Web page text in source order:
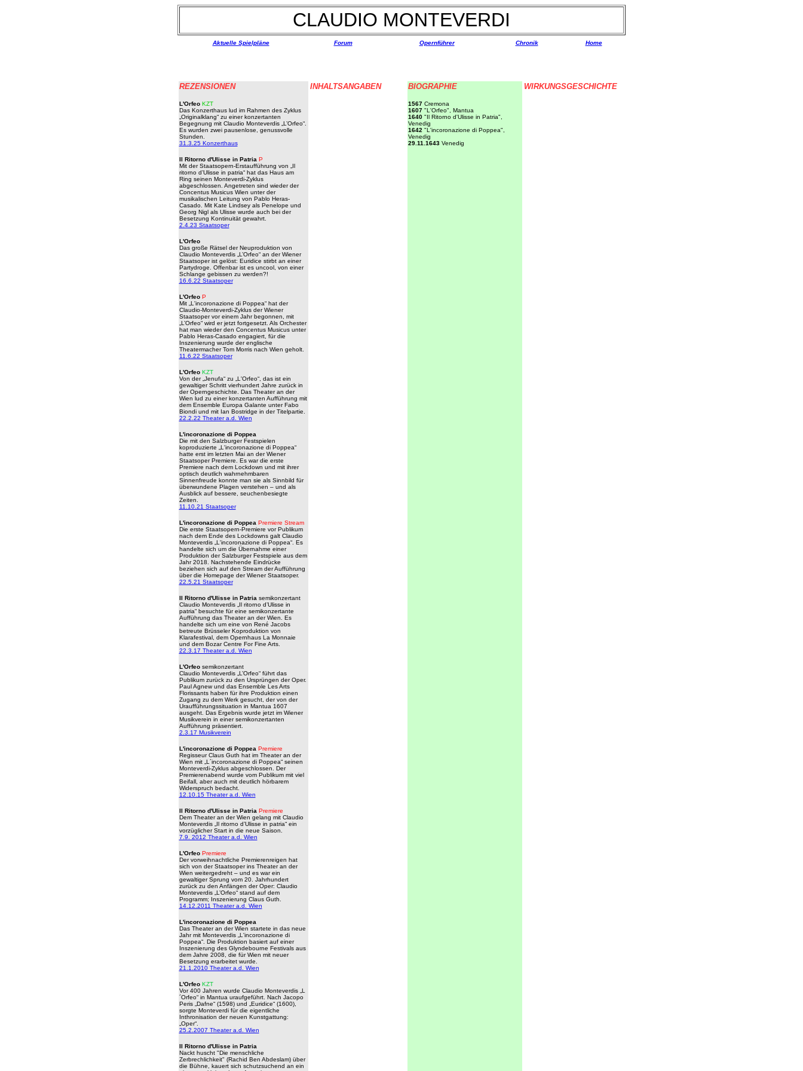
CLAUDIO MONTEVERDI
Aktuelle Spielpläne Forum Opernführer Chronik Home
REZENSIONEN
L'Orfeo KZT
Das Konzerthaus lud im Rahmen des Zyklus
„Originalklang“ zu einer konzertanten
Begegnung mit Claudio Monteverdis „L’Orfeo“.
Es wurden zwei pausenlose, genussvolle
Stunden.
31.3.25 Konzerthaus
Il Ritorno d'Ulisse in Patria P
Mit der Staatsopern-Erstaufführung von „Il
ritorno d’Ulisse in patria“ hat das Haus am
Ring seinen Monteverdi-Zyklus
abgeschlossen. Angetreten sind wieder der
Concentus Musicus Wien unter der
musikalischen Leitung von Pablo Heras-
Casado. Mit Kate Lindsey als Penelope und
Georg Nigl als Ulisse wurde auch bei der
Besetzung Kontinuität gewahrt.
2.4.23 Staatsoper
L'Orfeo
Das große Rätsel der Neuproduktion von
Claudio Monteverdis „L’Orfeo“ an der Wiener
Staatsoper ist gelöst: Euridice stirbt an einer
Partydroge. Offenbar ist es uncool, von einer
Schlange gebissen zu werden?!
16.6.22 Staatsoper
L'Orfeo P
Mit „L'incoronazione di Poppea“ hat der
Claudio-Monteverdi-Zyklus der Wiener
Staatsoper vor einem Jahr begonnen, mit
„L’Orfeo“ wird er jetzt fortgesetzt. Als Orchester
hat man wieder den Concentus Musicus unter
Pablo Heras-Casado engagiert, für die
Inszenierung wurde der englische
Theatermacher Tom Morris nach Wien geholt.
11.6.22 Staatsoper
L'Orfeo KZT
Von der „Jenufa“ zu „L'Orfeo“, das ist ein
gewaltiger Schritt vierhundert Jahre zurück in
der Operngeschichte. Das Theater an der
Wien lud zu einer konzertanten Aufführung mit
dem Ensemble Europa Galante unter Fabo
Biondi und mit Ian Bostridge in der Titelpartie.
22.2.22 Theater a.d. Wien
L'incoronazione di Poppea
Die mit den Salzburger Festspielen
koproduzierte „L'incoronazione di Poppea“
hatte erst im letzten Mai an der Wiener
Staatsoper Premiere. Es war die erste
Premiere nach dem Lockdown und mit ihrer
optisch deutlich wahrnehmbaren
Sinnenfreude konnte man sie als Sinnbild für
überwundene Plagen verstehen – und als
Ausblick auf bessere, seuchenbesiegte
Zeiten.
11.10.21 Staatsoper
L'incoronazione di Poppea Premiere Stream
Die erste Staatsopern-Premiere vor Publikum
nach dem Ende des Lockdowns galt Claudio
Monteverdis „L'incoronazione di Poppea“. Es
handelte sich um die Übernahme einer
Produktion der Salzburger Festspiele aus dem
Jahr 2018. Nachstehende Eindrücke
beziehen sich auf den Stream der Aufführung
über die Homepage der Wiener Staatsoper.
22.5.21 Staatsoper
Il Ritorno d'Ulisse in Patria semikonzertant
Claudio Monteverdis „Il ritorno d’Ulisse in
patria“ besuchte für eine semikonzertante
Aufführung das Theater an der Wien. Es
handelte sich um eine von René Jacobs
betreute Brüsseler Koproduktion von
Klarafestival, dem Opernhaus La Monnaie
und dem Bozar Centre For Fine Arts.
22.3.17 Theater a.d. Wien
L'Orfeo semikonzertant
Claudio Monteverdis „L’Orfeo“ führt das
Publikum zurück zu den Ursprüngen der Oper.
Paul Agnew und das Ensemble Les Arts
Florissants haben für ihre Produktion einen
Zugang zu dem Werk gesucht, der von der
Uraufführungssituation in Mantua 1607
ausgeht. Das Ergebnis wurde jetzt im Wiener
Musikverein in einer semikonzertanten
Aufführung präsentiert.
2.3.17 Musikverein
L'incoronazione di Poppea Premiere
Regisseur Claus Guth hat im Theateran der
Wien mit „L´incoronazione di Poppea“ seinen
Monteverdi-Zyklus abgeschlossen. Der
Premierenabend wurde vom Publikum mit viel
Beifall, aber auch mit deutlich hörbarem
Widerspruch bedacht.
12.10.15 Theater a.d. Wien
Il Ritorno d'Ulisse in Patria Premiere
Dem Theater an der Wien gelang mit Claudio
Monteverdis „Il ritorno d’Ulisse in patria“ ein
vorzüglicher Start in die neue Saison.
7.9. 2012 Theater a.d. Wien
L'Orfeo Premiere
Der vorweihnachtliche Premierenreigen hat
sich von der Staatsoper ins Theater an der
Wien weitergedreht – und es war ein
gewaltiger Sprung vom 20. Jahrhundert
zurück zu den Anfängen der Oper: Claudio
Monteverdis „L’Orfeo“ stand auf dem
Programm; Inszenierung Claus Guth.
14.12.2011 Theater a.d. Wien
L'incoronazione di Poppea
Das Theater an der Wien startete in das neue
Jahr mit Monteverdis „L'incoronazione di
Poppea“. Die Produktion basiert auf einer
Inszenierung des Glyndebourne Festivals aus
dem Jahre 2008, die für Wien mit neuer
Besetzung erarbeitet wurde.
21.1.2010 Theater a.d. Wien
L'Orfeo KZT
Vor 400 Jahren wurde Claudio Monteverdis „L
´Orfeo“ in Mantua uraufgeführt. Nach Jacopo
Peris „Dafne“ (1598) und „Euridice“ (1600),
sorgte Monteverdi für die eigentliche
Inthronisation der neuen Kunstgattung:
„Oper“.
25.2.2007 Theater a.d. Wien
Il Ritorno d'Ulisse in Patria
Nackt huscht "Die menschliche
Zerbrechlichkeit" (Rachid Ben Abdeslam) über
die Bühne, kauert sich schutzsuchend an ein
INHALTSANGABEN BIOGRAPHIE
1567Cremona
1607"L'Orfeo", Mantua
1640"Il Ritorno d'Ulisse in Patria",
Venedig
1642 "L'incoronazione di Poppea",
Venedig
29.11.1643Venedig
WIRKUNGSGESCHICHTE